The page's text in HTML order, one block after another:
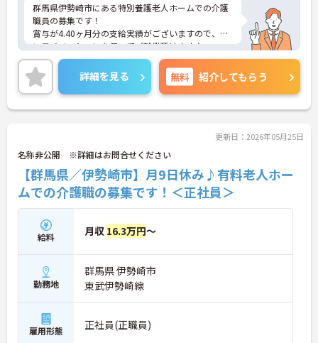
群馬県伊勢崎市にある特別養護老人ホームでの介護
職員の募集です！
賞与が4.40ヶ月分の支給実績がございますので、高
いモチベーションを保ってご就業頂けます♪
年間休日122日の完全週休2日制なのでプライベート
の時間もしっかり確保できます！
ご興味のある方には、面接対策ポイントなど、さら
に詳細をお話しいたしますのでお気軽にご相談くだ
さい！
詳細を見る 無料 紹介してもらう
更新日：2026年05月25日
名称非公開 ※詳細はお問合せください
【群馬県／伊勢崎市】月9日休み♪有料老人ホー
ムでの介護職の募集です！＜正社員＞
給料 月収 16.3万円～
勤務地
群馬県 伊勢崎市
東武伊勢崎線
雇用形態 正社員(正職員)